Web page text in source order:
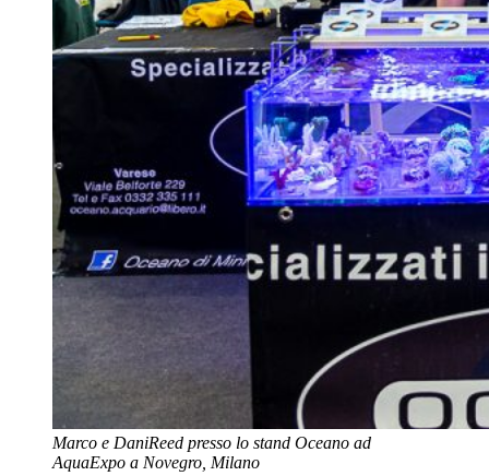
Marco e DaniReed presso lo stand Oceano ad
AquaExpo a Novegro, Milano